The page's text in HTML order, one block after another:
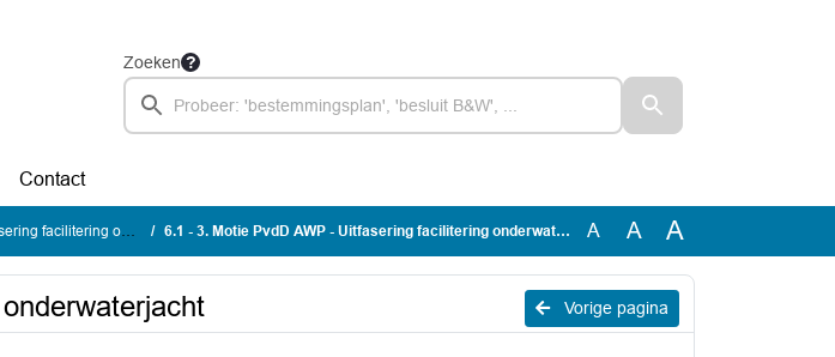
Zoeken
Contact
onderwaterjacht 6.1 - 3. Motie PvdD AWP - Uitfasering facilitering onderwaterjacht A A A
Vorige pagina